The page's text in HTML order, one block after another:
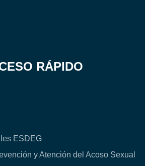
RÁPIDO
ESDEG
y Atención del Acoso Sexual